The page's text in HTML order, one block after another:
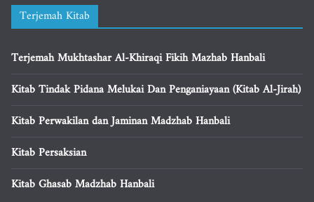
Terjemah Kitab
Terjemah Mukhtashar Al-Khiraqi Fikih Mazhab Hanbali
Kitab Tindak Pidana Melukai Dan Penganiayaan (Kitab Al-Jirah)
Kitab Perwakilan dan Jaminan Madzhab Hanbali
Kitab Persaksian
Kitab Ghasab Madzhab Hanbali